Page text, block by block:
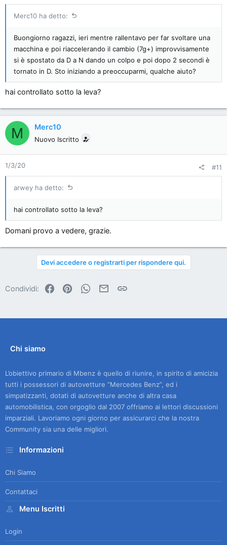
Merc10 ha detto:
Buongiorno ragazzi, ieri mentre rallentavo per far svoltare una
macchina e poi riaccelerando il cambio (7g+) improvvisamente
si è spostato da D a N dando un colpo e poi dopo 2 secondi è
tornato in D. Sto iniziando a preoccuparmi, qualche aiuto?
hai controllato sotto la leva?
M Merc10
Nuovo Iscritto
1/3/20 #11
arwey ha detto:
hai controllato sotto la leva?
Domani provo a vedere, grazie.
Devi accedere o registrarti per rispondere qui.
Condividi: FacebookPinterestWhatsApp
Email
Chi siamo
L’obiettivo primario di Mbenz è quello di riunire, in spirito di amicizia
tutti i possessori di autovetture “Mercedes Benz”, ed i
simpatizzanti, dotati di autovetture anche di altra casa
automobilistica, con orgoglio dal 2007 offriamo ai lettori discussioni
imparziali. Lavoriamo ogni giorno per assicurarci che la nostra
Community sia una delle migliori.
Informazioni
Chi Siamo
Contattaci
Menu Iscritti
Login